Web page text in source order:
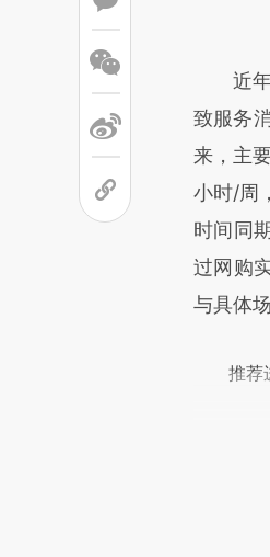
请务
成，可
文细致
近年
致服务
来，主
小时/周
时间同
过网购
与具体
推荐